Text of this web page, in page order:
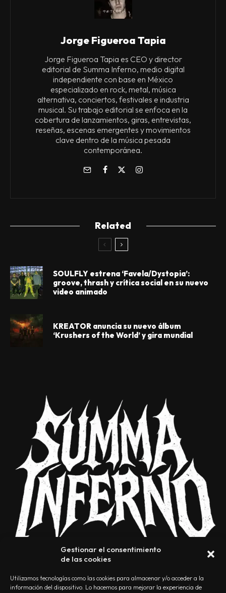
Gestionar el consentimiento
de las cookies
Utilizamos tecnologías como las cookies para almacenar y/o acceder a la
información del dispositivo. Lo hacemos para mejorar la experiencia de
Jorge Figueroa Tapia
Jorge Figueroa Tapia es CEO y director
editorial de Summa Inferno, medio digital
independiente con base en México
especializado en rock, metal, música
alternativa, conciertos, festivales e industria
musical. Su trabajo editorial se enfoca en la
cobertura de lanzamientos, giras, entrevistas,
reseñas, escenas emergentes y movimientos
clave dentro de la música pesada
contemporánea.
Related
SOULFLY estrena ‘Favela/Dystopia’:
groove, thrash y crítica social en su nuevo
video animado
KREATOR anuncia su nuevo álbum
‘Krushers of the World’ y gira mundial